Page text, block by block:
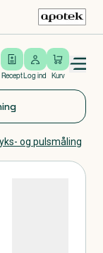
Recept
Log ind
Log ind Kurv
close menu
og pulsmåling